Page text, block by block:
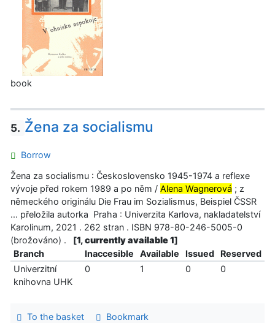
book
5. Žena za socialismu
Borrow
Žena za socialismu : Československo 1945-1974 a reflexe
vývoje před rokem 1989 a po něm / Alena Wagnerová ; z
německého originálu Die Frau im Sozialismus, Beispiel ČSSR
... přeložila autorka Praha : Univerzita Karlova, nakladatelství
Karolinum, 2021 . 262 stran . ISBN 978-80-246-5005-0
(brožováno) .
[1, currently available 1]
Branch
Inaccesible Available Issued
Reserved
Univerzitní
knihovna UHK
0 1 0 0
To the basket
Bookmark